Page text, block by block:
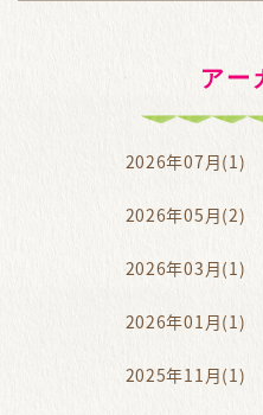
アー
2026年07月(1)
2026年05月(2)
2026年03月(1)
2026年01月(1)
2025年11月(1)